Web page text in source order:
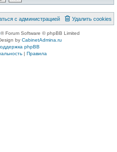
Удалить cookies
ться с администрацией
® Forum Software © phpBB Limited
by CabinetAdmina.ru
phpBB
| Правила